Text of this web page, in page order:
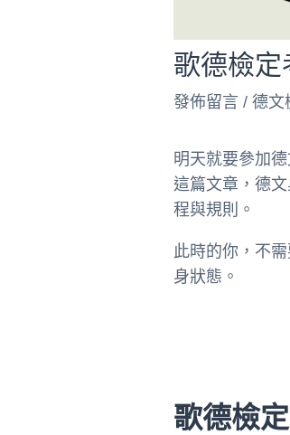
歌德檢定
發佈留言 /德文
明天就要參加
這篇文章，德
程與規則。
此時的你，不
身狀態。
歌德檢